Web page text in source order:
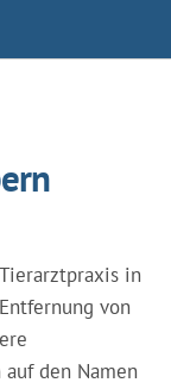
in
von
den Namen